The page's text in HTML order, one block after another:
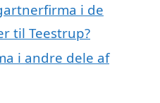
i de
til Teestrup?
i andre dele af